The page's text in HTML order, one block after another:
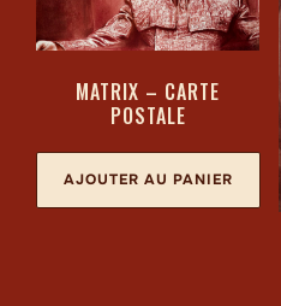
MATRIX – CARTE
POSTALE
AJOUTER AU PANIER